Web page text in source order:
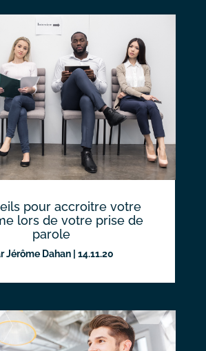
pour accroitre votre
lors de votre prise de
parole
Jérôme Dahan |14.11.20